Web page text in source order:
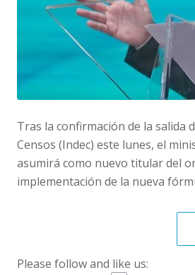
Tras la confirmación de la salida
Censos (Indec) este lunes, el
asumirá como nuevo titular del
implementación de la nueva
Please follow and like us: